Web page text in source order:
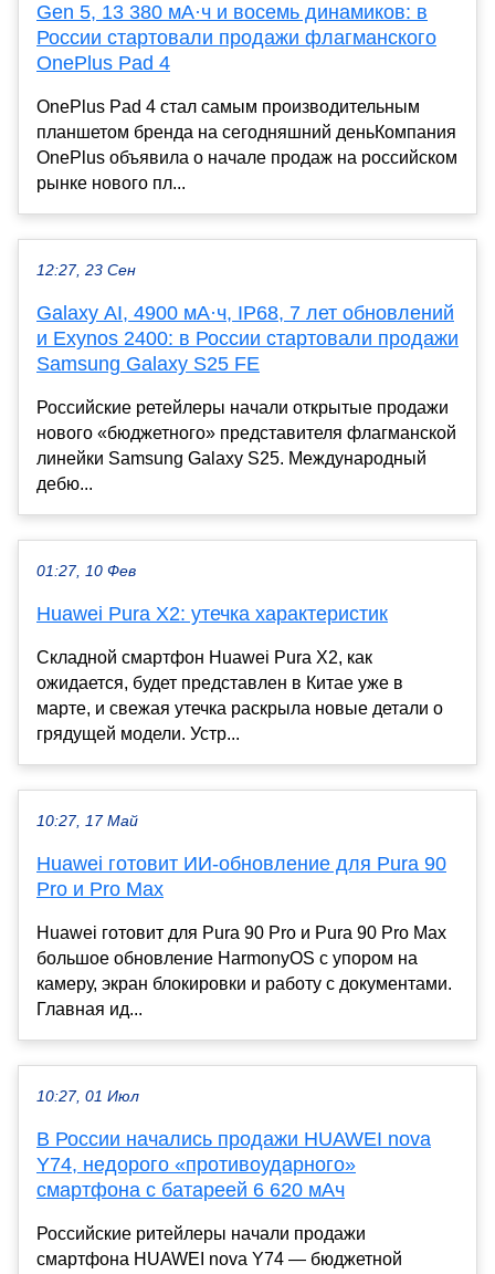
Gen 5, 13 380 мА·ч и восемь динамиков: в
России стартовали продажи флагманского
OnePlus Pad 4
OnePlus Pad 4 стал самым производительным
планшетом бренда на сегодняшний деньКомпания
OnePlus объявила о начале продаж на российском
рынке нового пл...
12:27, 23 Сен
Galaxy AI, 4900 мА·ч, IP68, 7 лет обновлений
и Exynos 2400: в России стартовали продажи
Samsung Galaxy S25 FE
Российские ретейлеры начали открытые продажи
нового «бюджетного» представителя флагманской
линейки Samsung Galaxy S25. Международный
дебю...
01:27, 10 Фев
Huawei Pura X2: утечка характеристик
Складной смартфон Huawei Pura X2, как
ожидается, будет представлен в Китае уже в
марте, и свежая утечка раскрыла новые детали о
грядущей модели. Устр...
10:27, 17 Май
Huawei готовит ИИ-обновление для Pura 90
Pro и Pro Max
Huawei готовит для Pura 90 Pro и Pura 90 Pro Max
большое обновление HarmonyOS с упором на
камеру, экран блокировки и работу с документами.
Главная ид...
10:27, 01 Июл
В России начались продажи HUAWEI nova
Y74, недорого «противоударного»
смартфона с батареей 6 620 мАч
Российские ритейлеры начали продажи
смартфона HUAWEI nova Y74 — бюджетной